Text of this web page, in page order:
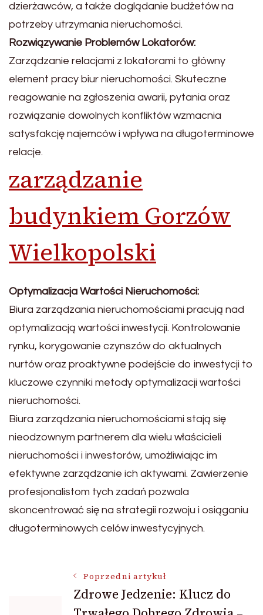
dzierżawców, a także doglądanie budżetów na
potrzeby utrzymania nieruchomości.
Rozwiązywanie Problemów Lokatorów:
Zarządzanie relacjami z lokatorami to główny
element pracy biur nieruchomości. Skuteczne
reagowanie na zgłoszenia awarii, pytania oraz
rozwiązanie dowolnych konfliktów wzmacnia
satysfakcję najemców i wpływa na długoterminowe
relacje.
zarządzanie
budynkiem Gorzów
Wielkopolski
Optymalizacja Wartości Nieruchomości:
Biura zarządzania nieruchomościami pracują nad
optymalizacją wartości inwestycji. Kontrolowanie
rynku, korygowanie czynszów do aktualnych
nurtów oraz proaktywne podejście do inwestycji to
kluczowe czynniki metody optymalizacji wartości
nieruchomości.
Biura zarządzania nieruchomościami stają się
nieodzownym partnerem dla wielu właścicieli
nieruchomości i inwestorów, umożliwiając im
efektywne zarządzanie ich aktywami. Zawierzenie
profesjonalistom tych zadań pozwala
skoncentrować się na strategii rozwoju i osiąganiu
długoterminowych celów inwestycyjnych.
NawigacjaPoprzedni artykuł
Zdrowe Jedzenie: Klucz do